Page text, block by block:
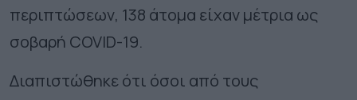
περιπτώσεων, 138 άτομα είχαν μέτρια ως
σοβαρή COVID-19.
Διαπιστώθηκε ότι όσοι από τους